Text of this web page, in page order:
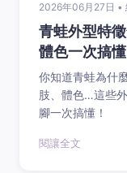
2026年06月27日 •
青蛙外型特
體色一次搞懂
你知道青蛙為什
肢、體色…這些
腳一次搞懂！
閱讓全文